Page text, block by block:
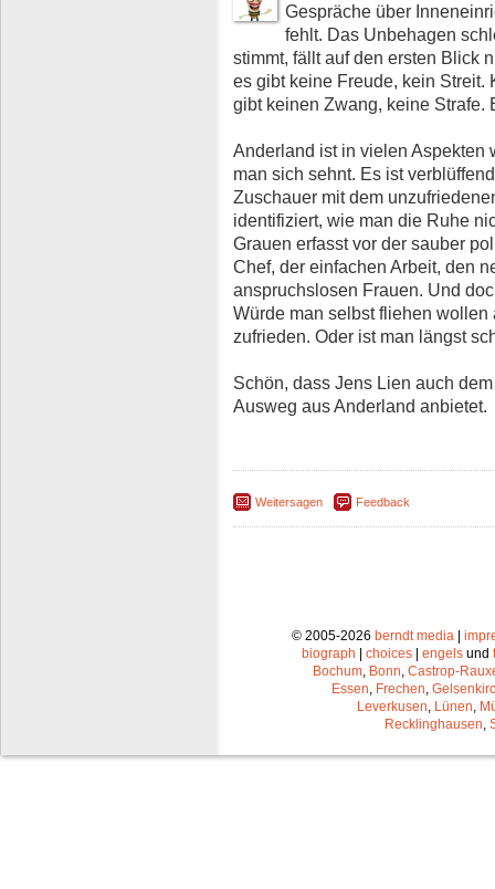
Gespräche über
fehlt. Das Unbehagen
stimmt, fällt auf den ersten Blick
es gibt keine Freude, kein Streit.
gibt keinen Zwang, keine Strafe.
Anderland ist in vielen Aspekten
man sich sehnt. Es ist
Zuschauer mit dem
identifiziert, wie man die Ruhe
Grauen erfasst vor der sauber
Chef, der einfachen Arbeit, den
anspruchslosen Frauen. Und
Würde man selbst fliehen
zufrieden. Oder ist man längst
Schön, dass Jens Lien auch
Ausweg aus Anderland anbietet.
Weitersagen Feedback
© 2005-2026 berndt media |
biograph | choices | engels und
Bochum Bonn Castrop-
Essen Frechen
Leverkusen Lünen
Recklinghausen